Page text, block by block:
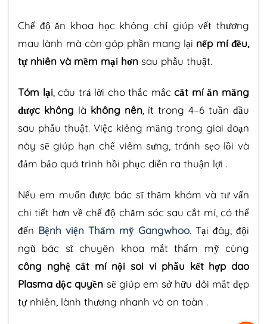
Chế độ ăn khoa học không chỉ giúp vết thương
mau lành mà còn góp phần mang lại nếp mí đều,
tự nhiên và mềm mại hơn sau phẫu thuật.
Tóm lại, câu trả lời cho thắc mắccắt mí ăn măng
được không là không nên, ít trong 4–6 tuần đầu
sau phẫu thuật. Việc kiêng măng trong giai đoạn
này sẽ giúp hạn chế viêm sưng, tránh sẹo lồi và
đảm bảo quá trình hồi phục diễn ra thuận lợi .
Nếu em muốn được bác sĩ thăm khám và tư vấn
chi tiết hơn về chế độ chăm sóc sau cắt mí, có thể
đến Bệnh viện Thẩm mỹ Gangwhoo. Tại đây, đội
ngũ bác sĩ chuyên khoa mắt thẩm mỹ cùng
công nghệ cắt mí nội soi vi phẫu kết hợp dao
Plasma độc quyền sẽ giúp em sở hữu đôi mắt đẹp
tự nhiên, lành thương nhanh và an toàn .